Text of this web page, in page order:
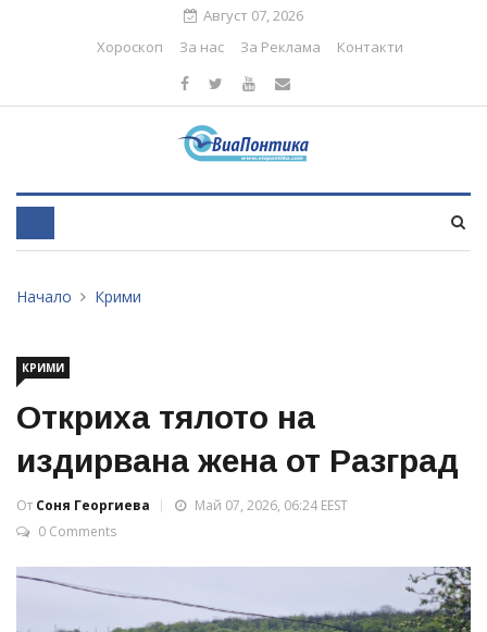
Август 07, 2026
Хороскоп
За нас За Реклама Контакти
Начало Крими
КРИМИ
Откриха тялото на
издирвана жена от Разград
От Соня Георгиева
Май 07, 2026, 06:24 EEST
0 Comments